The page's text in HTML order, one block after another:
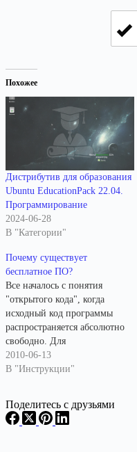
Похожее
Дистрибутив для образования
Ubuntu EducationPack 22.04.
Программирование
2024-06-28
В "Категории"
Почему существует
бесплатное ПО?
Все началось с понятия
"открытого кода", когда
исходный код программы
распространяется абсолютно
свободно. Для
программистов, это,
фактически, возможность
программирования.
Создаются библиотеки с
2010-06-13
В "Инструкции"
Поделитесь с друзьями